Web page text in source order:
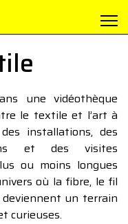
une vidéothèque
le textile et l’art à
installations, des
et des visites
ou moins longues
où la fibre, le fil
un terrain
curieuses.